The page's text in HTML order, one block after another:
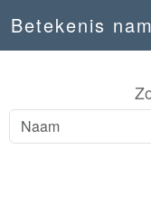
Betekenis